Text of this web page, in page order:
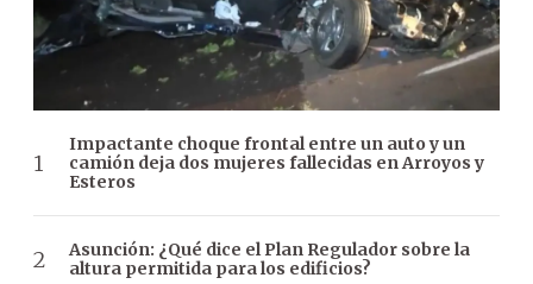
Impactante choque frontal entre un auto y un
camión deja dos mujeres fallecidas en Arroyos y
Esteros
Asunción: ¿Qué dice el Plan Regulador sobre la
altura permitida para los edificios?